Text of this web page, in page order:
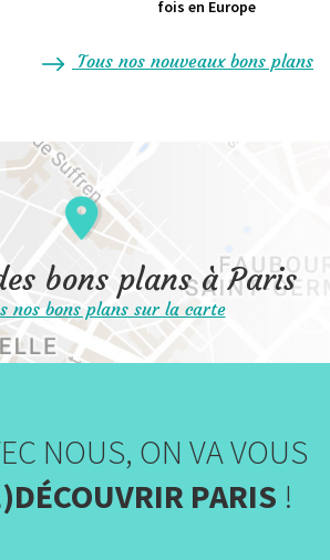
fois en Europe
Tous nos nouveaux bons plans
bons plans à Paris
nos bons plans sur la carte
NOUS, ON VA VOUS
PARIS !